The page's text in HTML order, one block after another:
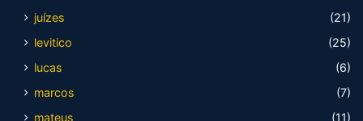
juízes
(21)
levitico
(25)
lucas
(6)
marcos
(7)
mateus
(11)